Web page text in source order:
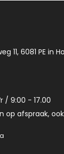
11, 6081 PE in
/ 9:00 - 17.00
op afspraak,